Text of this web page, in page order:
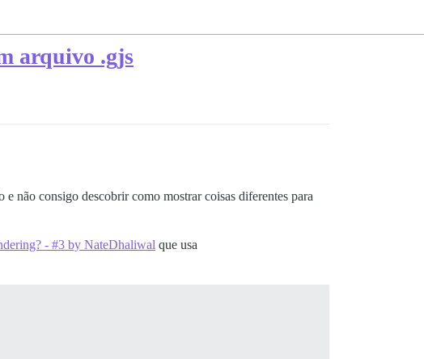
arquivo .gjs
não consigo descobrir como mostrar coisas diferentes para
- #3 by NateDhaliwal que usa